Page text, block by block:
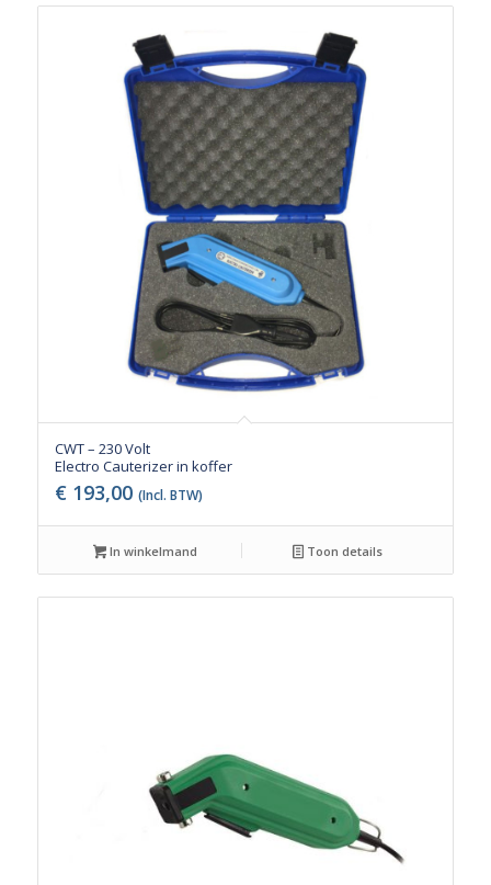
CWT – 230 Volt
Electro Cauterizer in koffer
€ 193,00 (Incl. BTW)
In winkelmand Toon details